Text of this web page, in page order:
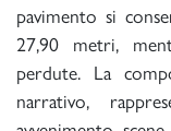
pavimento si
27,90 metri,
perdute. La
narrativo,